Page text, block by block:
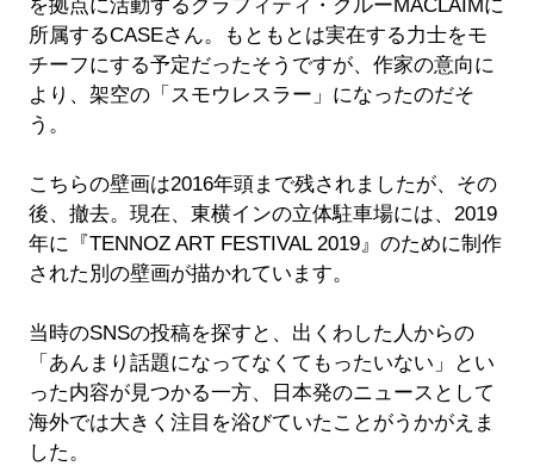
を拠点に活動するグラフィティ・クルーMACLAIMに
所属するCASEさん。もともとは実在する力士をモ
チーフにする予定だったそうですが、作家の意向に
より、架空の「スモウレスラー」になったのだそ
う。
こちらの壁画は2016年頭まで残されましたが、その
後、撤去。現在、東横インの立体駐車場には、2019
年に『TENNOZ ART FESTIVAL 2019』のために制作
された別の壁画が描かれています。
当時のSNSの投稿を探すと、出くわした人からの
「あんまり話題になってなくてもったいない」とい
った内容が見つかる一方、日本発のニュースとして
海外では大きく注目を浴びていたことがうかがえま
した。